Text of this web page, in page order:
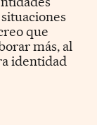
que
más, al
identidad